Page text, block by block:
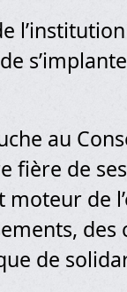
au
fière de
de
des
de